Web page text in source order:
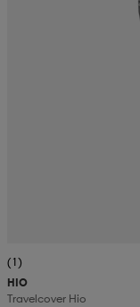
(1)
HIO
Travelcover Hio